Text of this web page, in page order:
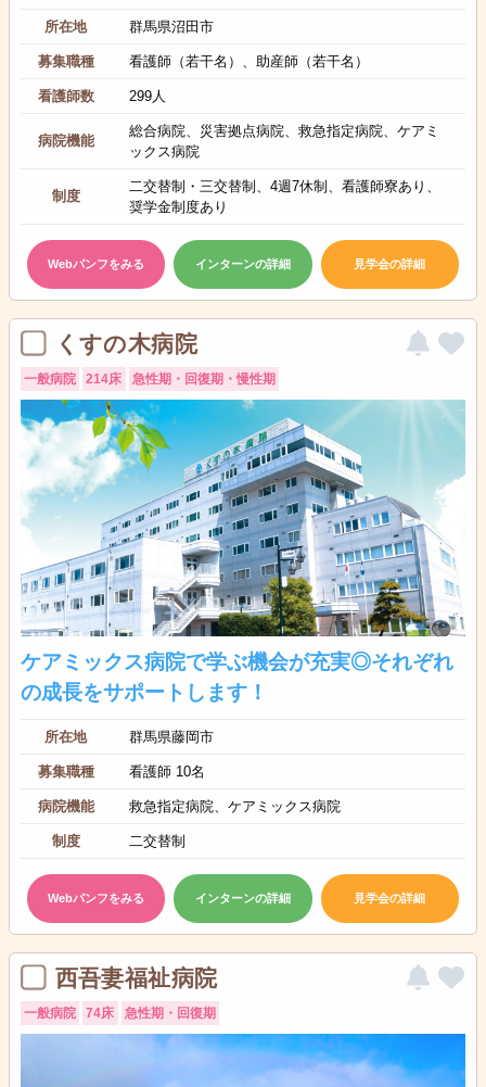
所在地 群馬県沼田市
募集職種 看護師（若干名）、助産師（若干名）
看護師数 299人
病院機能
総合病院、災害拠点病院、救急指定病院、ケアミ
ックス病院
制度
二交替制・三交替制、4週7休制、看護師寮あり、
奨学金制度あり
Webパンフをみる インターンの詳細 見学会の詳細
くすの木病院
一般病院 214床 急性期・回復期・慢性期
ケアミックス病院で学ぶ機会が充実◎それぞれ
の成長をサポートします！
所在地 群馬県藤岡市
募集職種 看護師 10名
病院機能 救急指定病院、ケアミックス病院
制度 二交替制
Webパンフをみる インターンの詳細 見学会の詳細
西吾妻福祉病院
一般病院 74床 急性期・回復期